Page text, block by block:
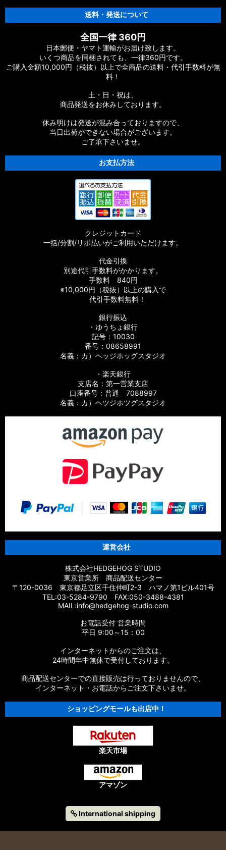
送料・発送について
全国一律 360円
日本郵便・ヤマト運輸がお届け致します。
いくつ商品を同梱されても、一律360円です。
ご購入金額10,000円（税抜）以上で全商品の送料・代引手数料が無
料！
土・日・祝は、
商品発送をお休みしております。
休み明けは発送が混み合っておりますので、
当日出荷ができない場合がございます。
ご了承下さいませ。
お支払方法
クレジットカード
一括/分割/リボ払いがご利用いただけます。
代金引換
別途代引手数料がかかります。
手数料 840円
※10,000円（税抜）以上の購入で
代引手数料無料！
銀行振込
・ゆうちょ銀行
記号：10030
番号：08658991
名義：カ）ヘッジホッグスタジオ
・楽天銀行
支店名：第一営業支店
口座番号：普通 7088997
名義：カ）ヘツジホツグスタジオ
運営会社
株式会社HEDGEHOG STUDIO
東京営業所 商品配送センター
〒120-0036 東京都足立区千住仲町2-3 ハマノ第1ビル401号
TEL:03-5284-9790 FAX:050-3488-4381
MAIL:info@hedgehog-studio.com
お電話受付 営業時間
平日 9:00～15：00
インターネットからのご注文は、
24時間年中無休で受付しております。
商品配送センターでの直接販売は行っておりませんので、
インターネット・お電話からご注文下さいませ。
ショッピングモールも出店中！
楽天市場
アマゾン
International shipping